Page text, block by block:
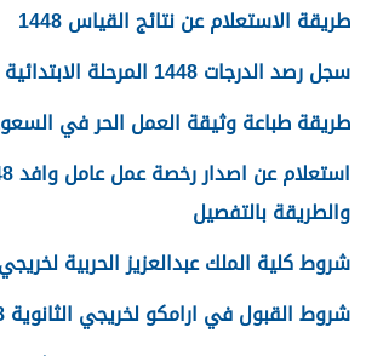
طريقة الاستعلام عن نتائج القياس 1448
سجل رصد الدرجات 1448 المرحلة الابتدائية
طريقة طباعة وثيقة العمل الحر في السعودية
والطريقة بالتفصيل
شروط كلية الملك عبدالعزيز الحربية لخريجي
شروط القبول في ارامكو لخريجي الثانوية 1448